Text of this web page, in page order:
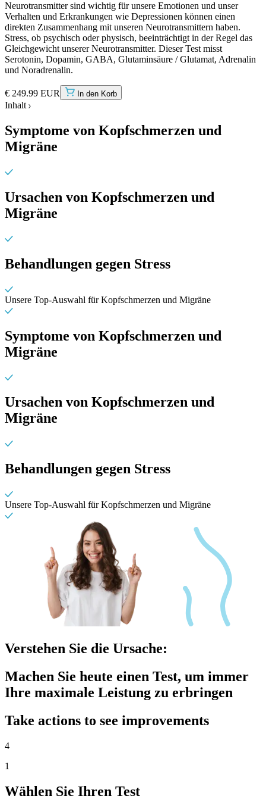
Neurotransmitter sind wichtig für unsere Emotionen und unser
Verhalten und Erkrankungen wie Depressionen können einen
direkten Zusammenhang mit unseren Neurotransmittern haben.
Stress, ob psychisch oder physisch, beeinträchtigt in der Regel das
Gleichgewicht unserer Neurotransmitter. Dieser Test misst
Serotonin, Dopamin, GABA, Glutaminsäure / Glutamat, Adrenalin
und Noradrenalin.
€ 249.99 EUR In den Korb
Inhalt
Symptome von Kopfschmerzen und
Migräne
Ursachen von Kopfschmerzen und
Migräne
Behandlungen gegen Stress
Unsere Top-Auswahl für Kopfschmerzen und Migräne
Symptome von Kopfschmerzen und
Migräne
Ursachen von Kopfschmerzen und
Migräne
Behandlungen gegen Stress
Unsere Top-Auswahl für Kopfschmerzen und Migräne
Verstehen Sie die Ursache:
Machen Sie heute einen Test, um immer
Ihre maximale Leistung zu erbringen
Take actions to see improvements
4
1
Wählen Sie Ihren Test